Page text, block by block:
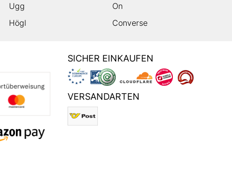
Ugg
On
Högl Converse
SICHER EINKAUFEN
VERSANDARTEN